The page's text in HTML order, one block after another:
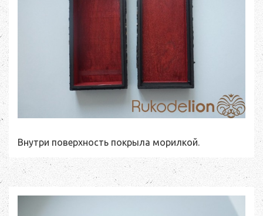
Внутри поверхность покрыла морилкой.